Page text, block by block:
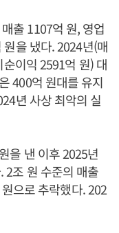
출 1107억 원, 영업
을 냈다. 2024년(매
이익 2591억 원) 대
400억 원대를 유지
년 사상 최악의 실
을 낸 이후 2025년
2조 원 수준의 매출
으로 추락했다. 202